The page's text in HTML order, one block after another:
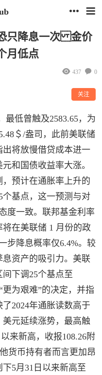
只降息一次 金价
月低点
0
437
关注
最低曾触及2583.65，为
＄/盎司，此前美联储
将放慢借贷成本进一
和国债收益率大涨。
预计在通胀率上升的
基点，这一预测与对
度一致。联邦基金利率
在美联储 1 月份的政
步降息概率仅6.4%。较
资产的吸引力。美联
下调25个基点至
更为艰难”的决定，并指
2024年通胀读数高于
元延续涨势，最高触
来新高，收报108.26附
货币持有者而言更加昂
5月31日以来新高至